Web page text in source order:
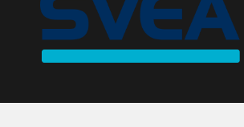
ACE
ARIEL SERVICE
HISTORY